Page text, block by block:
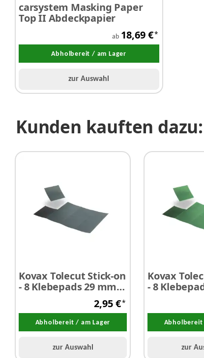
carsystem Masking Paper
Top II Abdeckpapier
ab 18,69 €*
Abholbereit / am Lager
zur Auswahl
Kunden kauften dazu:
Kovax Tolecut Stick-on
- 8 Klebepads 29 mm x
35 mm P3000 schwarz
2,95 €*
Abholbereit / am Lager
zur Auswahl
Kovax
- 8
35 mm
Abholbereit
zur